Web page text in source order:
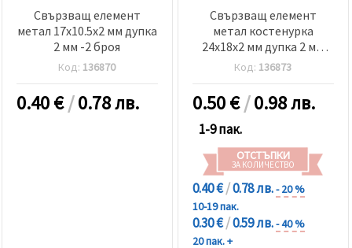
Свързващ елемент
метал 17x10.5x2 мм дупка
2 мм -2 броя
Код: 136870
0.40€/0.78 лв.
Свързващ елемент
метал костенурка
24x18x2 мм дупка 2 мм
бяло и червено -2 броя
Код: 136873
0.50€/0.98 лв.
1-9 пак.
ОТСТЪПКИ
ЗА КОЛИЧЕСТВО
0.40 €/0.78 лв.- 20 %
10-19 пак.
0.30 €/0.59 лв.- 40 %
20 пак. +